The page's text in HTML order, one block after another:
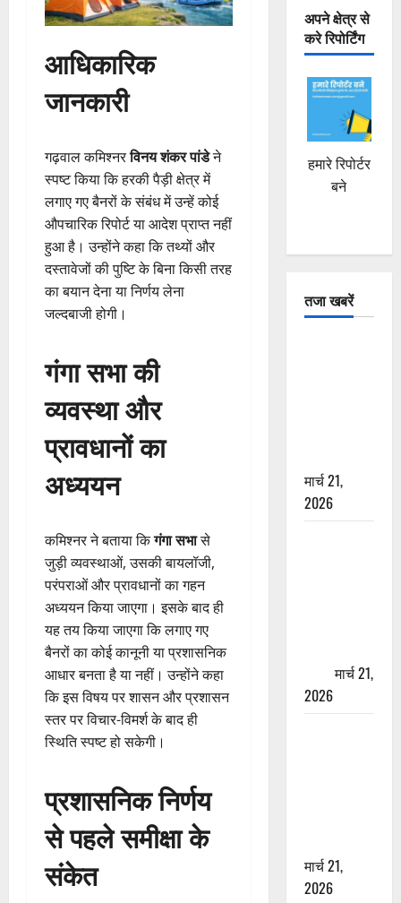
आधिकारिक
जानकारी
गढ़वाल कमिश्नरविनय शंकर पांडेने
स्पष्ट किया कि हरकी पैड़ी क्षेत्र में
लगाए गए बैनरों के संबंध में उन्हें कोई
औपचारिक रिपोर्ट या आदेश प्राप्त नहीं
हुआ है। उन्होंने कहा कि तथ्यों और
दस्तावेजों की पुष्टि के बिना किसी तरह
का बयान देना या निर्णय लेना
जल्दबाजी होगी।
गंगा सभा की
व्यवस्था और
प्रावधानों का
अध्ययन
कमिश्नर ने बताया किगंगा सभासे
जुड़ी व्यवस्थाओं, उसकी बायलॉजी,
परंपराओं और प्रावधानों का गहन
अध्ययन किया जाएगा। इसके बाद ही
यह तय किया जाएगा कि लगाए गए
बैनरों का कोई कानूनी या प्रशासनिक
आधार बनता है या नहीं। उन्होंने कहा
कि इस विषय पर शासन और प्रशासन
स्तर पर विचार-विमर्श के बाद ही
स्थिति स्पष्ट हो सकेगी।
प्रशासनिक निर्णय
से पहले समीक्षा के
संकेत
अपने क्षेत्र से
करे रिपोर्टिंग
हमारे रिपोर्टर
बने
तजा खबरें
मार्च 21,
2026
मार्च 21,
2026
मार्च 21,
2026